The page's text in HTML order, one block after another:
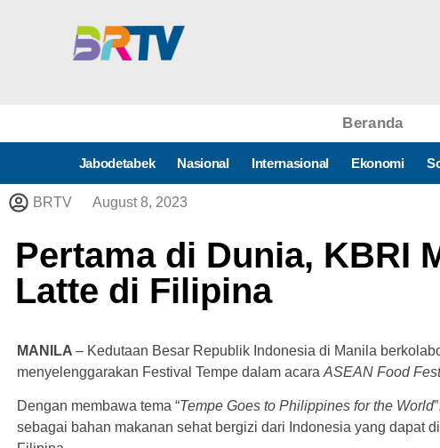
Beranda
Jabodetabek Nasional Internasional Ekonomi
BRTV August 8, 2023
Pertama di Dunia, KBRI
Latte di Filipina
MANILA – Kedutaan Besar Republik Indonesia di Manila
menyelenggarakan Festival Tempe dalam acara ASEAN Food
Dengan membawa tema “Tempe Goes to Philippines for the World
sebagai bahan makanan sehat bergizi dari Indonesia yang dapat